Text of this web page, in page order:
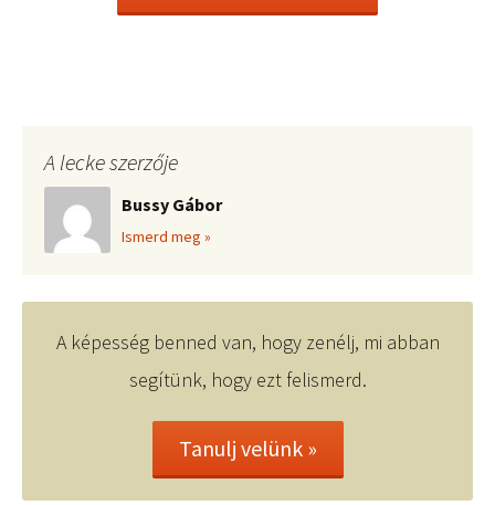
A lecke szerzője
Bussy Gábor
Ismerd meg »
A képesség benned van, hogy zenélj, mi abban
segítünk, hogy ezt felismerd.
Tanulj velünk »